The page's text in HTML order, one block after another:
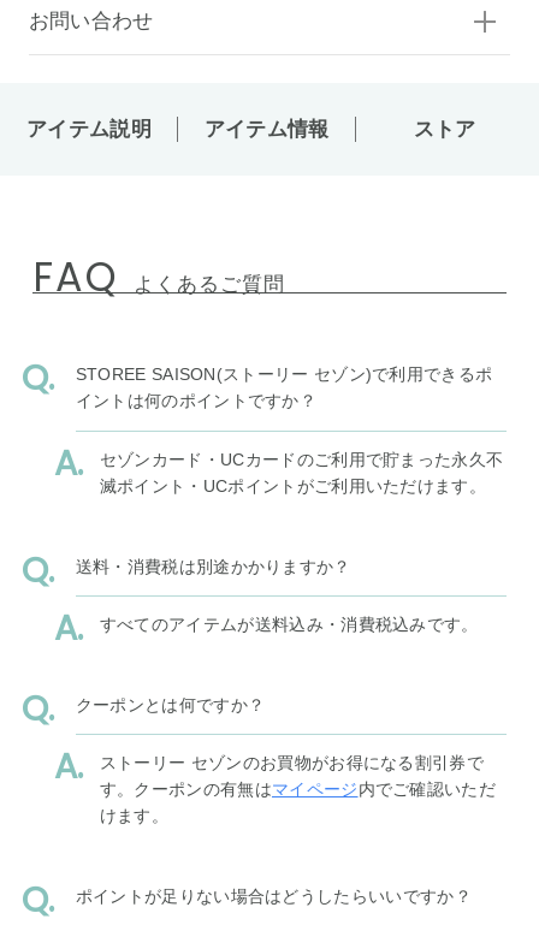
お問い合わせ
アイテム説明 アイテム情報 ストア
FAQ よくあるご質問
STOREE SAISON(ストーリー セゾン)で利用できるポ
イントは何のポイントですか？
セゾンカード・UCカードのご利用で貯まった永久不
滅ポイント・UCポイントがご利用いただけます。
送料・消費税は別途かかりますか？
すべてのアイテムが送料込み・消費税込みです。
クーポンとは何ですか？
ストーリー セゾンのお買物がお得になる割引券で
す。クーポンの有無はマイページ内でご確認いただ
けます。
ポイントが足りない場合はどうしたらいいですか？